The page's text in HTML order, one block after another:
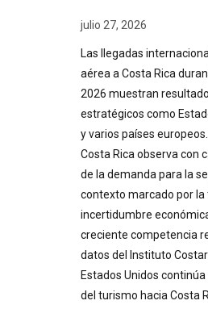
julio 27, 2026
Las llegadas
aérea a Costa Rica
2026 muestran
estratégicos como
y varios países
Costa Rica observa con
de la demanda para la
contexto marcado por la
incertidumbre
creciente competencia
datos del Instituto
Estados Unidos
del turismo hacia Costa